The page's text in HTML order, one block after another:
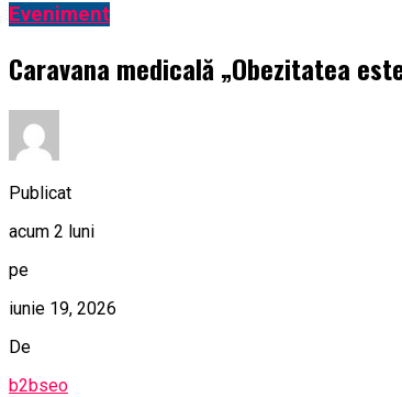
Eveniment
Caravana medicală „Obezitatea
Publicat
acum 2 luni
pe
iunie 19, 2026
De
b2bseo